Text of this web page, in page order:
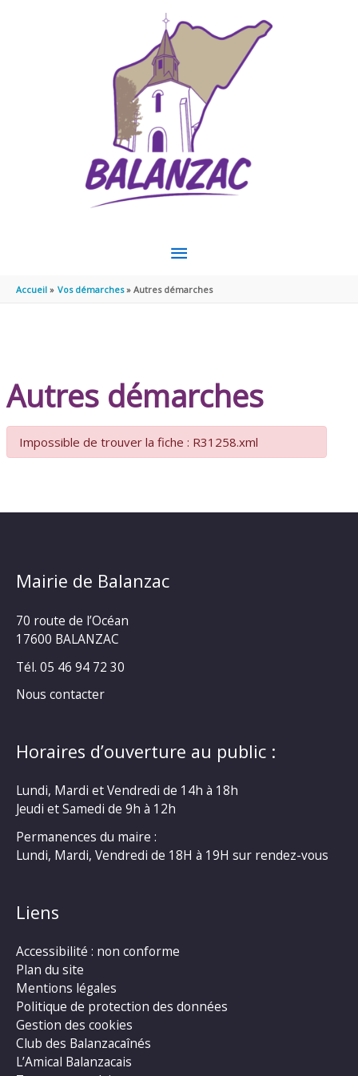
MENU
PRINCIPAL
Accueil Vos démarches Autres démarches
Autres démarches
Impossible de trouver la fiche : R31258.xml
Mairie de Balanzac
70 route de l’Océan
17600 BALANZAC
Tél. 05 46 94 72 30
Nous contacter
Horaires d’ouverture au public :
Lundi, Mardi et Vendredi de 14h à 18h
Jeudi et Samedi de 9h à 12h
Permanences du maire :
Lundi, Mardi, Vendredi de 18H à 19H sur rendez-vous
Liens
Accessibilité : non conforme
Plan du site
Mentions légales
Politique de protection des données
Gestion des cookies
Club des Balanzacaînés
L’Amical Balanzacais